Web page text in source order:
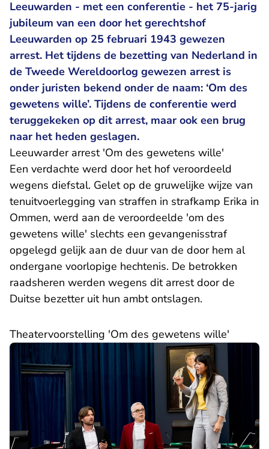
Leeuwarden - met een conferentie - het 75-jarig
jubileum van een door het gerechtshof
Leeuwarden op 25 februari 1943 gewezen
arrest. Het tijdens de bezetting van Nederland in
de Tweede Wereldoorlog gewezen arrest is
onder juristen bekend onder de naam: ‘Om des
gewetens wille’. Tijdens de conferentie werd
teruggekeken op dit arrest, maar ook een brug
naar het heden geslagen.
Leeuwarder arrest 'Om des gewetens wille'
Een verdachte werd door het hof veroordeeld
wegens diefstal. Gelet op de gruwelijke wijze van
tenuitvoerlegging van straffen in strafkamp Erika in
Ommen, werd aan de veroordeelde 'om des
gewetens wille' slechts een gevangenisstraf
opgelegd gelijk aan de duur van de door hem al
ondergane voorlopige hechtenis. De betrokken
raadsheren werden wegens dit arrest door de
Duitse bezetter uit hun ambt ontslagen.
Theatervoorstelling 'Om des gewetens wille'